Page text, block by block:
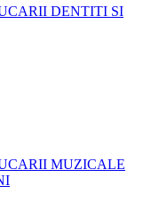
DENTITI SI
MUZICALE